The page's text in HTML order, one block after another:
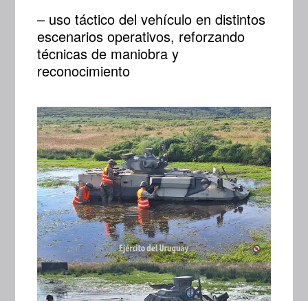
– uso táctico del vehículo en distintos
escenarios operativos, reforzando
técnicas de maniobra y
reconocimiento